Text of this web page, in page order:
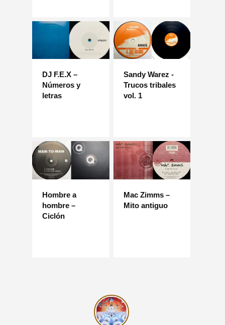
DJ F.E.X –
Números y
letras
Sandy Warez -
Trucos tribales
vol. 1
Hombre a
hombre –
Ciclón
Mac Zimms –
Mito antiguo